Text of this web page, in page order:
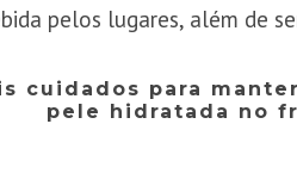
pelos lugares, além de
cuidados para
pele hidratada no